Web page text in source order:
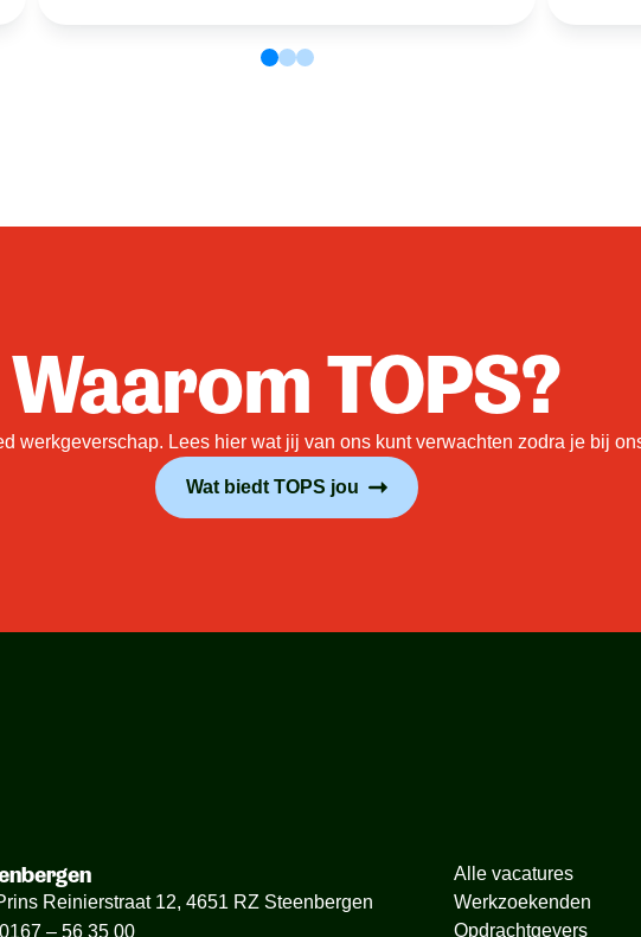
Waarom TOPS?
werkgeverschap. Lees hier wat jij van ons kunt verwachten zodra je bij
Wat biedt TOPS jou
Reinierstraat 12, 4651 RZ Steenbergen
0167 – 56 35 00
Alle vacatures
Werkzoekenden
Opdrachtgevers